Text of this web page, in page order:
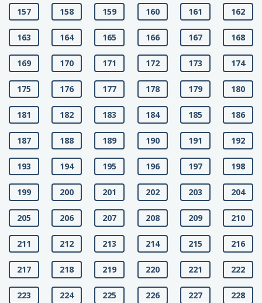
157 158 159 160 161 162
163 164 165 166 167 168
169 170 171 172 173 174
175 176 177 178 179 180
181 182 183 184 185 186
187 188 189 190 191 192
193 194 195 196 197 198
199 200 201 202 203 204
205 206 207 208 209 210
211 212 213 214 215 216
217 218 219 220 221 222
223 224 225 226 227 228